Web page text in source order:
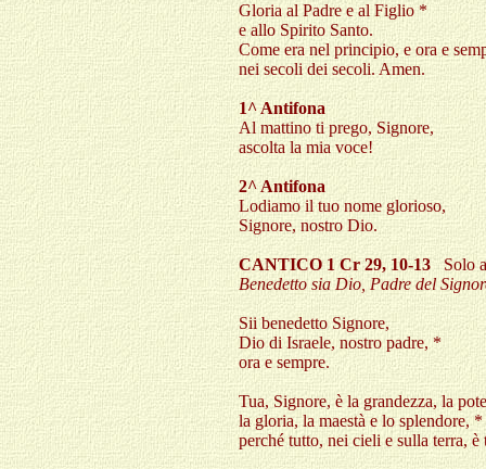
Gloria al Padre e al Figlio *
e allo Spirito Santo.
Come era nel principio, e ora e
nei secoli dei secoli. Amen.
1^ Antifona
Al mattino ti prego, Signore,
ascolta la mia voce!
2^ Antifona
Lodiamo il tuo nome glorioso,
Signore, nostro Dio.
CANTICO 1 Cr 29, 10-13Solo a
Benedetto sia Dio, Padre del
Sii benedetto Signore,
Dio di Israele, nostro padre, *
ora e sempre.
Tua, Signore, è la grandezza, la
la gloria, la maestà e lo splendore, *
perché tutto, nei cieli e sulla terra, è